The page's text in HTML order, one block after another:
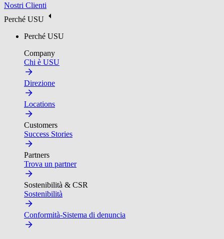
Nostri Clienti
Perché USU
Perché USU
Company
Chi è USU
Direzione
Locations
Customers
Success Stories
Partners
Trova un partner
Sostenibilità & CSR
Sostenibilità
Conformità-Sistema di denuncia